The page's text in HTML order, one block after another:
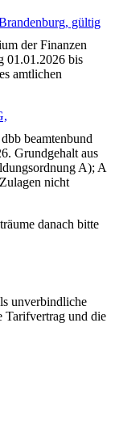
gültig
der Finanzen
01.01.2026 bis
amtlichen
dbb beamtenbund
. Grundgehalt aus
A); A
nicht
danach bitte
unverbindliche
Tarifvertrag und die